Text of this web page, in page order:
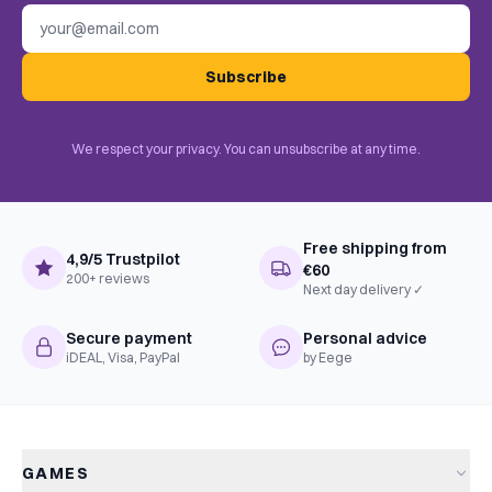
Subscribe
We respect your privacy. You can unsubscribe at any time.
4,9/5 Trustpilot
200+ reviews
Free shipping from
€60
Next day delivery ✓
Secure payment
iDEAL, Visa, PayPal
Personal advice
by Eege
GAMES